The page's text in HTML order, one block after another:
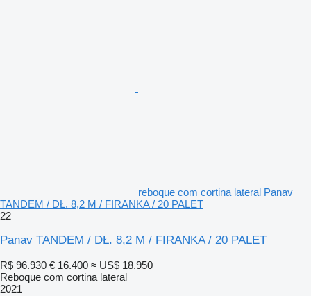
reboque com cortina lateral Panav
TANDEM / DŁ. 8,2 M / FIRANKA / 20 PALET
22
Panav TANDEM / DŁ. 8,2 M / FIRANKA / 20 PALET
R$ 96.930 € 16.400 ≈ US$ 18.950
Reboque com cortina lateral
2021